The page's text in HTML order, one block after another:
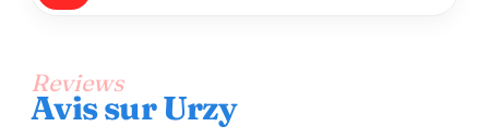
Reviews
Avis sur Urzy